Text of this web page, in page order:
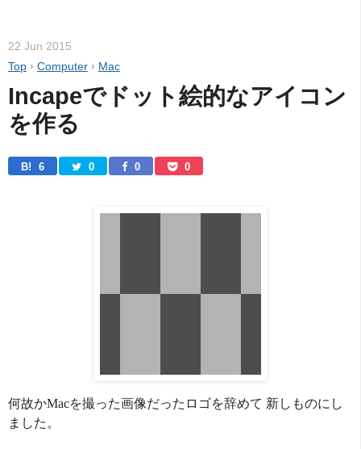
22 Jun 2015
Top › Computer › Mac
Incapeでドット絵的なアイコン
を作る
B! 6 0 0 0
何故かMacを撮った画像だったロゴを辞めて 新しものにし
ました。